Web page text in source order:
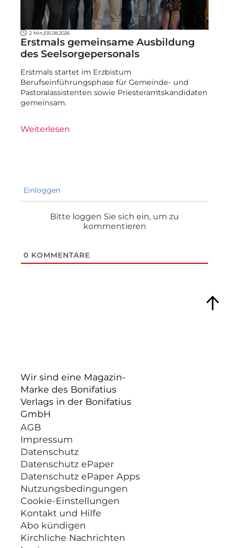
2 Min. |05.08.2026
Erstmals gemeinsame Ausbildung
des Seelsorgepersonals
Erstmals startet im Erzbistum
Berufseinführungsphase für Gemeinde- und
Pastoralassistenten sowie Priesteramtskandidaten
gemeinsam.
Weiterlesen
Einloggen
Bitte loggen Sie sich ein, um zu
kommentieren
0 KOMMENTARE
Wir sind eine Magazin-
Marke des Bonifatius
Verlags in der Bonifatius
GmbH
AGB
Impressum
Datenschutz
Datenschutz ePaper
Datenschutz ePaper Apps
Nutzungsbedingungen
Cookie-Einstellungen
Kontakt und Hilfe
Abo kündigen
Kirchliche Nachrichten